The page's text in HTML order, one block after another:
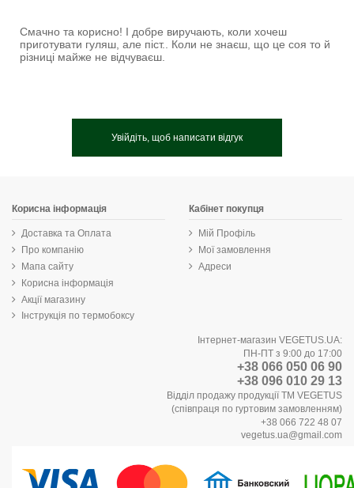
Смачно та корисно! І добре виручають, коли хочеш
приготувати гуляш, але піст.. Коли не знаєш, що це соя то й
різниці майже не відчуваєш.
Увійдіть, щоб написати відгук
Корисна інформація
Доставка та Оплата
Про компанію
Мапа сайту
Корисна інформація
Акції магазину
Інструкція по термобоксу
Кабінет покупця
Мій Профіль
Мої замовлення
Адреси
Інтернет-магазин VEGETUS.UA:
ПН-ПТ з 9:00 до 17:00
+38 066 050 06 90
+38 096 010 29 13
Відділ продажу продукції ТМ VEGETUS
(співпраця по гуртовим замовленням)
+38 066 722 48 07
vegetus.ua@gmail.com